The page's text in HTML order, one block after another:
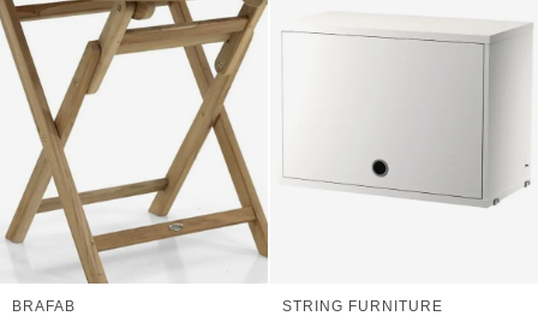
BRAFAB STRING FURNITURE